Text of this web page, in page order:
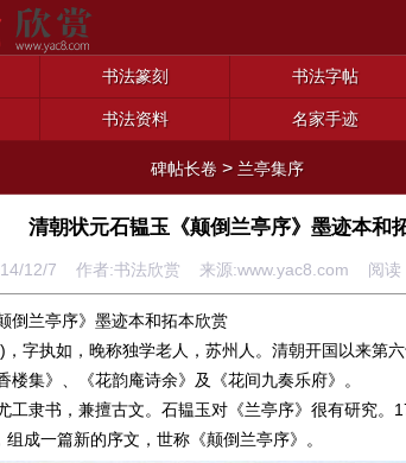
书法篆刻 书法字帖
书法资料 名家手迹
碑帖长卷 > 兰亭集序
清朝状元石韫玉《颠倒兰亭序》墨迹本和
12/7 作者:书法欣赏 来源:www.yac8.com 阅读
倒兰亭序》墨迹本和拓本欣赏
字执如，晚称独学老人，苏州人。清朝开国以来第
楼集》、《花韵庵诗余》及《花间九奏乐府》。
工隶书，兼擅古文。石韫玉对《兰亭序》很有研究。
成一篇新的序文，世称《颠倒兰亭序》。